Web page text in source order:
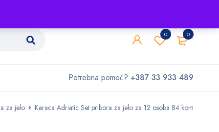
0
0
Potrebna pomoć? +387 33 933 489
za jelo Karaca Adriatic Set pribora za jelo za 12 osoba 84 kom